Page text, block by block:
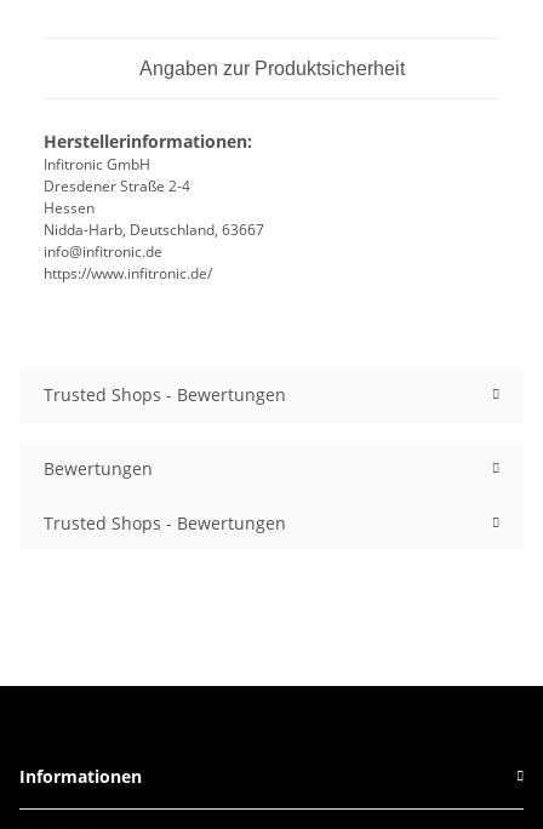
Angaben zur Produktsicherheit
Herstellerinformationen:
Infitronic GmbH
Dresdener Straße 2-4
Hessen
Nidda-Harb, Deutschland, 63667
info@infitronic.de
https://www.infitronic.de/
Trusted Shops - Bewertungen
Bewertungen
Trusted Shops - Bewertungen
Informationen